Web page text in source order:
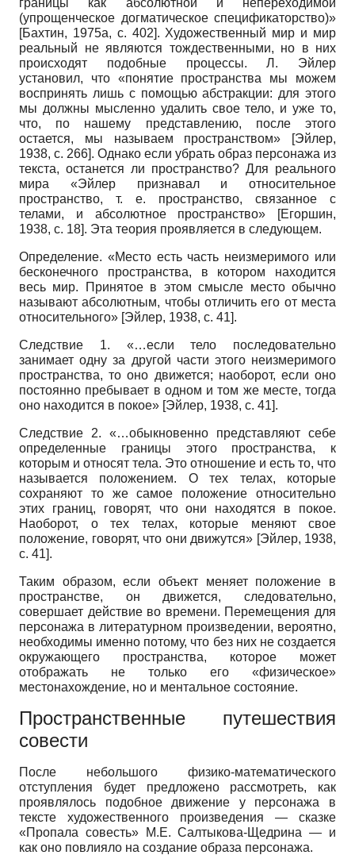
границы как абсолютной и непереходимой
(упрощенческое догматическое спецификаторство)»
[Бахтин, 1975а, c. 402]. Художественный мир и мир
реальный не являются тождественными, но в них
происходят подобные процессы. Л. Эйлер
установил, что «понятие пространства мы можем
воспринять лишь с помощью абстракции: для этого
мы должны мысленно удалить свое тело, и уже то,
что, по нашему представлению, после этого
остается, мы называем пространством»
[Эйлер,
1938, с. 266]. Однако если убрать образ персонажа из
текста, останется ли пространство? Для реального
мира «Эйлер признавал и относительное
пространство, т. е. пространство, связанное с
телами, и абсолютное пространство»
[Егоршин,
1938, с. 18]. Эта теория проявляется в следующем.
Определение. «Место есть часть неизмеримого или
бесконечного пространства, в котором находится
весь мир. Принятое в этом смысле место обычно
называют абсолютным, чтобы отличить его от места
относительного» [Эйлер, 1938, с. 41].
Следствие 1. «…если тело последовательно
занимает одну за другой части этого неизмеримого
пространства, то оно движется; наоборот, если оно
постоянно пребывает в одном и том же месте, тогда
оно находится в покое» [Эйлер, 1938, с. 41].
Следствие 2. «…обыкновенно представляют себе
определенные границы этого пространства, к
которым и относят тела. Это отношение и есть то, что
называется положением. О тех телах, которые
сохраняют то же самое положение относительно
этих границ, говорят, что они находятся в покое.
Наоборот, о тех телах, которые меняют свое
положение, говорят, что они движутся» [Эйлер, 1938,
с. 41].
Таким образом, если объект меняет положение в
пространстве, он движется, следовательно,
совершает действие во времени. Перемещения для
персонажа в литературном произведении, вероятно,
необходимы именно потому, что без них не создается
окружающего пространства, которое может
отображать не только его «физическое»
местонахождение, но и ментальное состояние.
Пространственные путешествия
совести
После небольшого физико-математического
отступления будет предложено рассмотреть, как
проявлялось подобное движение у персонажа в
тексте художественного произведения — сказке
«Пропала совесть» М.Е. Салтыкова-Щедрина — и
как оно повлияло на создание образа персонажа.